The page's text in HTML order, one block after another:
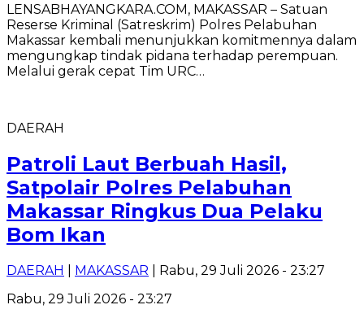
LENSABHAYANGKARA.COM, MAKASSAR – Satuan
Reserse Kriminal (Satreskrim) Polres Pelabuhan
Makassar kembali menunjukkan komitmennya dalam
mengungkap tindak pidana terhadap perempuan.
Melalui gerak cepat Tim URC…
DAERAH
Patroli Laut Berbuah Hasil,
Satpolair Polres Pelabuhan
Makassar Ringkus Dua Pelaku
Bom Ikan
DAERAH MAKASSAR | Rabu, 29 Juli 2026 - 23:27
Rabu, 29 Juli 2026 - 23:27